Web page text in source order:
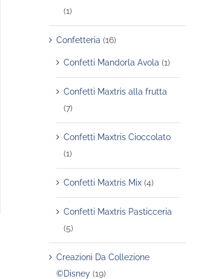
(1)
Confetteria (16)
Confetti Mandorla Avola (1)
Confetti Maxtris alla frutta
(7)
Confetti Maxtris Cioccolato
(1)
Confetti Maxtris Mix (4)
Confetti Maxtris Pasticceria
(5)
Creazioni Da Collezione
©Disney (19)